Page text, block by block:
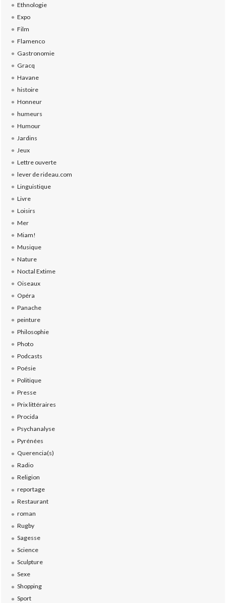
Ethnologie
Expo
Film
Flamenco
Gastronomie
Gracq
Havane
histoire
Honneur
humeurs
Humour
Jardins
Jeux
Lettre ouverte
lever de rideau.com
Linguistique
Livre
Loisirs
Mer
Miam!
Musique
Nature
Noctal Extime
Oiseaux
Opéra
Panache
peinture
Philosophie
Photo
Podcasts
Poésie
Politique
Presse
Prix littéraires
Procida
Psychanalyse
Pyrénées
Querencia(s)
Radio
Religion
reportage
Restaurant
roman
Rugby
Sagesse
Science
Sculpture
Sexe
Shopping
Sport